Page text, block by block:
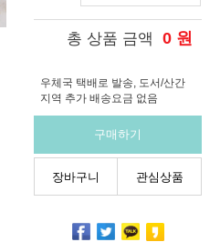
총 상품 금액 0 원
우체국 택배로 발송, 도서/산간
지역 추가 배송요금 없음
구매하기
장바구니 관심상품